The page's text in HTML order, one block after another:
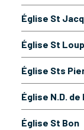
Église St
Église St
Église Sts
Église N.D.
Église St Bon